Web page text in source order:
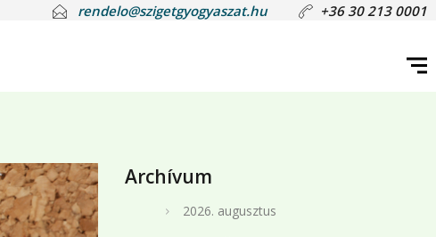
rendelo@szigetgyogyaszat.hu +36 30 213 0001
Archívum
2026. augusztus